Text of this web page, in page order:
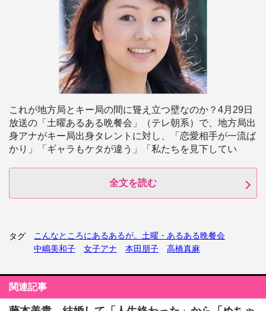
これが地方局とキー局の間に聳え立つ壁なのか？4月29日
放送の「土曜あるある晩餐会」（テレ朝系）で、地方局出
身アナがキー局出身タレントに対し、「恋愛相手が一流ば
かり」「ギャラもケタが違う」「私たちを見下してい
全文を読む
タグ
こんなところにあるあるが。土曜・あるある晩餐会
中嶋美和子
女子アナ 本田朋子 高橋真麻
関連記事